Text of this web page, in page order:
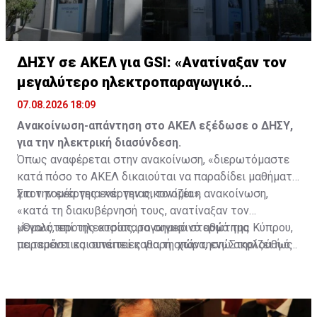
ΔΗΣΥ σε ΑΚΕΛ για GSI: «Ανατίναξαν τον
μεγαλύτερο ηλεκτροπαραγωγικό
σταθμό»
07.08.2026 18:09
Ανακοίνωση-απάντηση στο ΑΚΕΛ εξέδωσε ο ΔΗΣΥ,
για την ηλεκτρική διασύνδεση.
Όπως αναφέρεται στην ανακοίνωση, «διερωτόμαστε
κατά πόσο το ΑΚΕΛ δικαιούται να παραδίδει μαθήματα
για την ενέργεια και την οικονομία».
Στον τομέα της ενέργειας, τονίζει η ανακοίνωση,
«κατά τη διακυβέρνησή τους, ανατίναξαν τον
μεγαλύτερο ηλεκτροπαραγωγικό σταθμό της Κύπρου,
με τεράστιες συνέπειες για τη χώρα, ενώ ακολούθως
«Όμως, επί της ουσίας, το σημερινό ερώτημα
παραμένει και απαιτεί καθαρή απάντηση: Στηρίζει ή όχι
χώρες της Δύσης;», καταλήγει η ανακοίνωση.